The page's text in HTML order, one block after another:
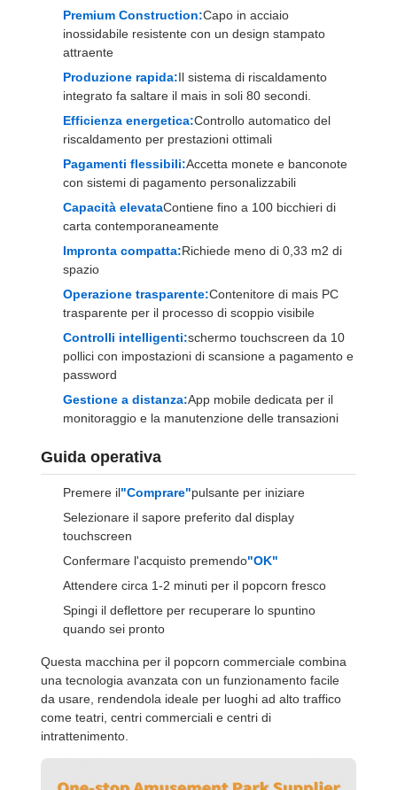
Premium Construction:Capo in acciaio
inossidabile resistente con un design stampato
attraente
Produzione rapida:Il sistema di riscaldamento
integrato fa saltare il mais in soli 80 secondi.
Efficienza energetica:Controllo automatico del
riscaldamento per prestazioni ottimali
Pagamenti flessibili:Accetta monete e banconote
con sistemi di pagamento personalizzabili
Capacità elevataContiene fino a 100 bicchieri di
carta contemporaneamente
Impronta compatta:Richiede meno di 0,33 m2 di
spazio
Operazione trasparente:Contenitore di mais PC
trasparente per il processo di scoppio visibile
Controlli intelligenti:schermo touchscreen da 10
pollici con impostazioni di scansione a pagamento e
password
Gestione a distanza:App mobile dedicata per il
monitoraggio e la manutenzione delle transazioni
Guida operativa
Premere il"Comprare"pulsante per iniziare
Selezionare il sapore preferito dal display
touchscreen
Confermare l'acquisto premendo"OK"
Attendere circa 1-2 minuti per il popcorn fresco
Spingi il deflettore per recuperare lo spuntino
quando sei pronto
Questa macchina per il popcorn commerciale combina
una tecnologia avanzata con un funzionamento facile
da usare, rendendola ideale per luoghi ad alto traffico
come teatri, centri commerciali e centri di
intrattenimento.